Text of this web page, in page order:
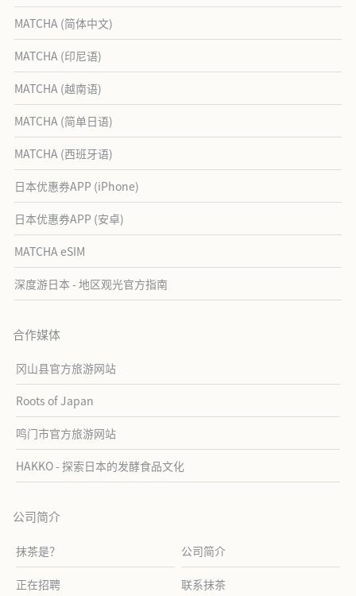
MATCHA (简体中文)
MATCHA (印尼语)
MATCHA (越南语)
MATCHA (简单日语)
MATCHA (西班牙语)
日本优惠券APP (iPhone)
日本优惠券APP (安卓)
MATCHA eSIM
深度游日本 - 地区观光官方指南
合作媒体
冈山县官方旅游网站
Roots of Japan
鸣门市官方旅游网站
HAKKO - 探索日本的发酵食品文化
公司简介
抹茶是？ 公司简介
正在招聘 联系抹茶